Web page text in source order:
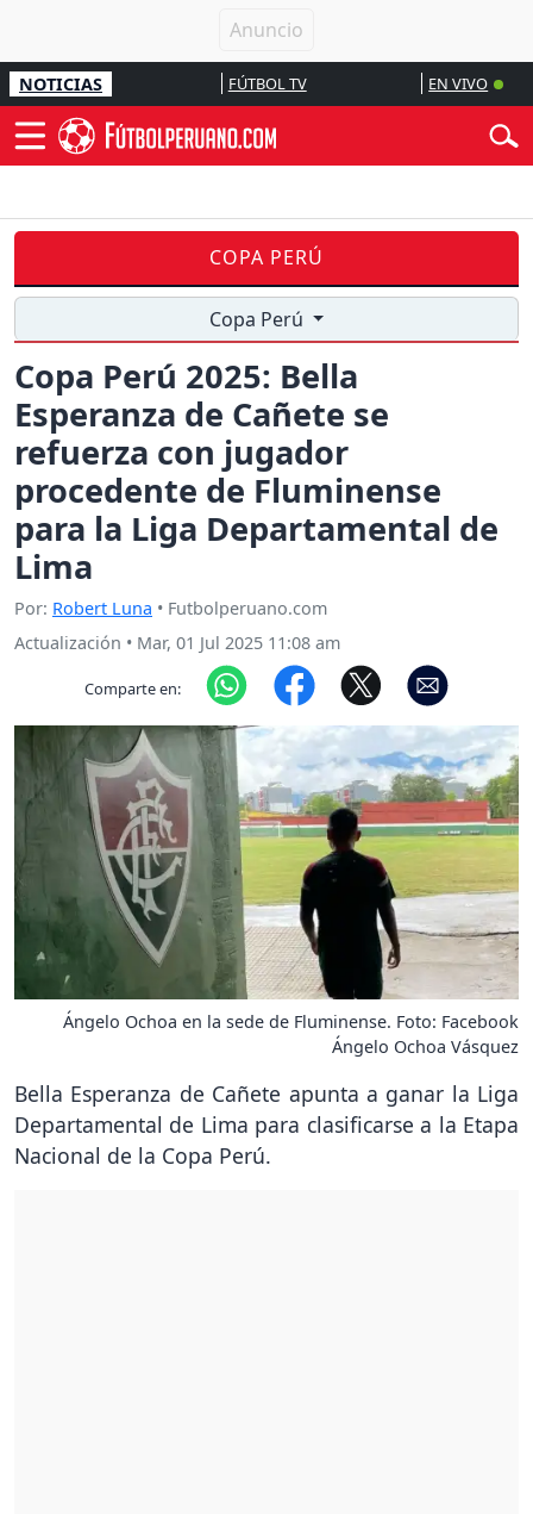
NOTICIAS FÚTBOL TV EN VIVO
COPA PERÚ
Copa Perú
Copa Perú 2025: Bella
Esperanza de Cañete se
refuerza con jugador
procedente de Fluminense
para la Liga Departamental de
Lima
Por: Robert Luna • Futbolperuano.com
Actualización • Mar, 01 Jul 2025 11:08 am
Comparte en:
Ángelo Ochoa en la sede de Fluminense. Foto: Facebook
Ángelo Ochoa Vásquez
Bella Esperanza de Cañete apunta a ganar la Liga
Departamental de Lima para clasificarse a la Etapa
Nacional de la Copa Perú.